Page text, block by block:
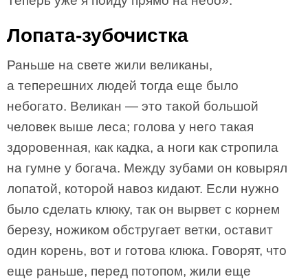
Лопата-зубочистка
Раньше на свете жили великаны,
а теперешних людей тогда еще было
небогато. Великан — это такой большой
человек выше леса; голова у него такая
здоровенная, как кадка, а ноги как стропила
на гумне у богача. Между зубами он ковырял
лопатой, которой навоз кидают. Если нужно
было сделать клюку, так он вырвет с корнем
березу, ножиком обстругает ветки, оставит
один корень, вот и готова клюка. Говорят, что
еще раньше, перед потопом, жили еще